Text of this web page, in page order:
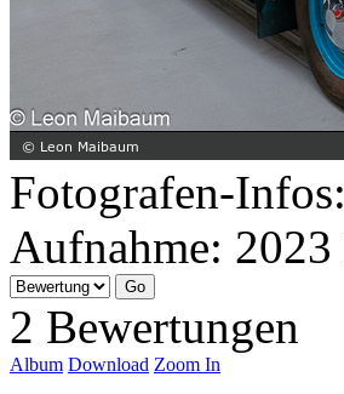
Fotografen-Infos:
Aufnahme: 2023
2 Bewertungen
Album Download Zoom In